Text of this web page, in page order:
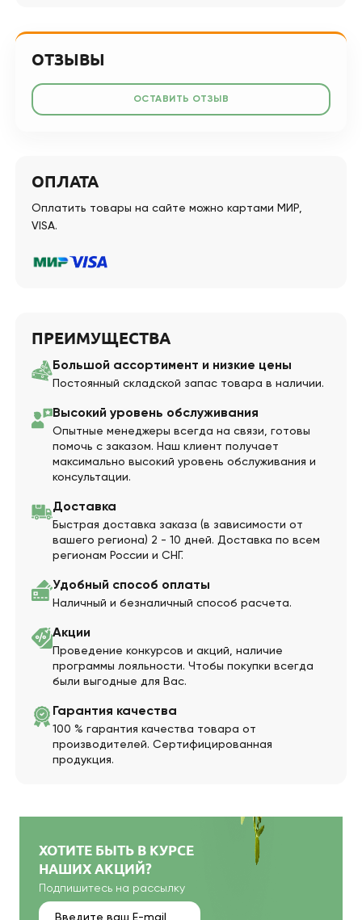
ОТЗЫВЫ
ОСТАВИТЬ ОТЗЫВ
ОПЛАТА
Оплатить товары на сайте можно картами МИР,
VISA.
ПРЕИМУЩЕСТВА
Большой ассортимент и низкие цены
Постоянный складской запас товара в наличии.
Высокий уровень обслуживания
Опытные менеджеры всегда на связи, готовы
помочь с заказом. Наш клиент получает
максимально высокий уровень обслуживания и
консультации.
Доставка
Быстрая доставка заказа (в зависимости от
вашего региона) 2 - 10 дней. Доставка по всем
регионам России и СНГ.
Удобный способ оплаты
Наличный и безналичный способ расчета.
Акции
Проведение конкурсов и акций, наличие
программы лояльности. Чтобы покупки всегда
были выгодные для Вас.
Гарантия качества
100 % гарантия качества товара от
производителей. Сертифицированная
продукция.
ХОТИТЕ БЫТЬ В КУРСЕ
НАШИХ АКЦИЙ?
Подпишитесь на рассылку